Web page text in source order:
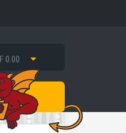
0.00